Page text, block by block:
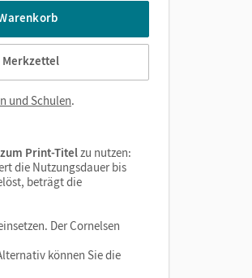
Merkzettel
und Schulen.
Print-Titelzu nutzen:
die Nutzungsdauer bis
beträgt die
Der Cornelsen
können Sie die